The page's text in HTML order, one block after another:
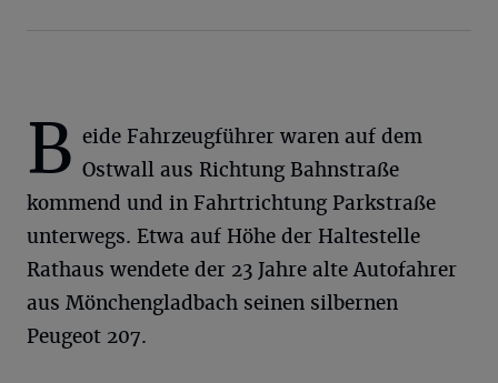
B eide Fahrzeugführer waren auf dem
Ostwall aus Richtung Bahnstraße
kommend und in Fahrtrichtung Parkstraße
unterwegs. Etwa auf Höhe der Haltestelle
Rathaus wendete der 23 Jahre alte Autofahrer
aus Mönchengladbach seinen silbernen
Peugeot 207.